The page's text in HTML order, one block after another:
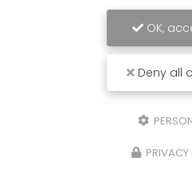
OK,
Deny all
PRIVACY